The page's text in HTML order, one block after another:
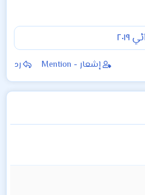
إشعار - Mention رد